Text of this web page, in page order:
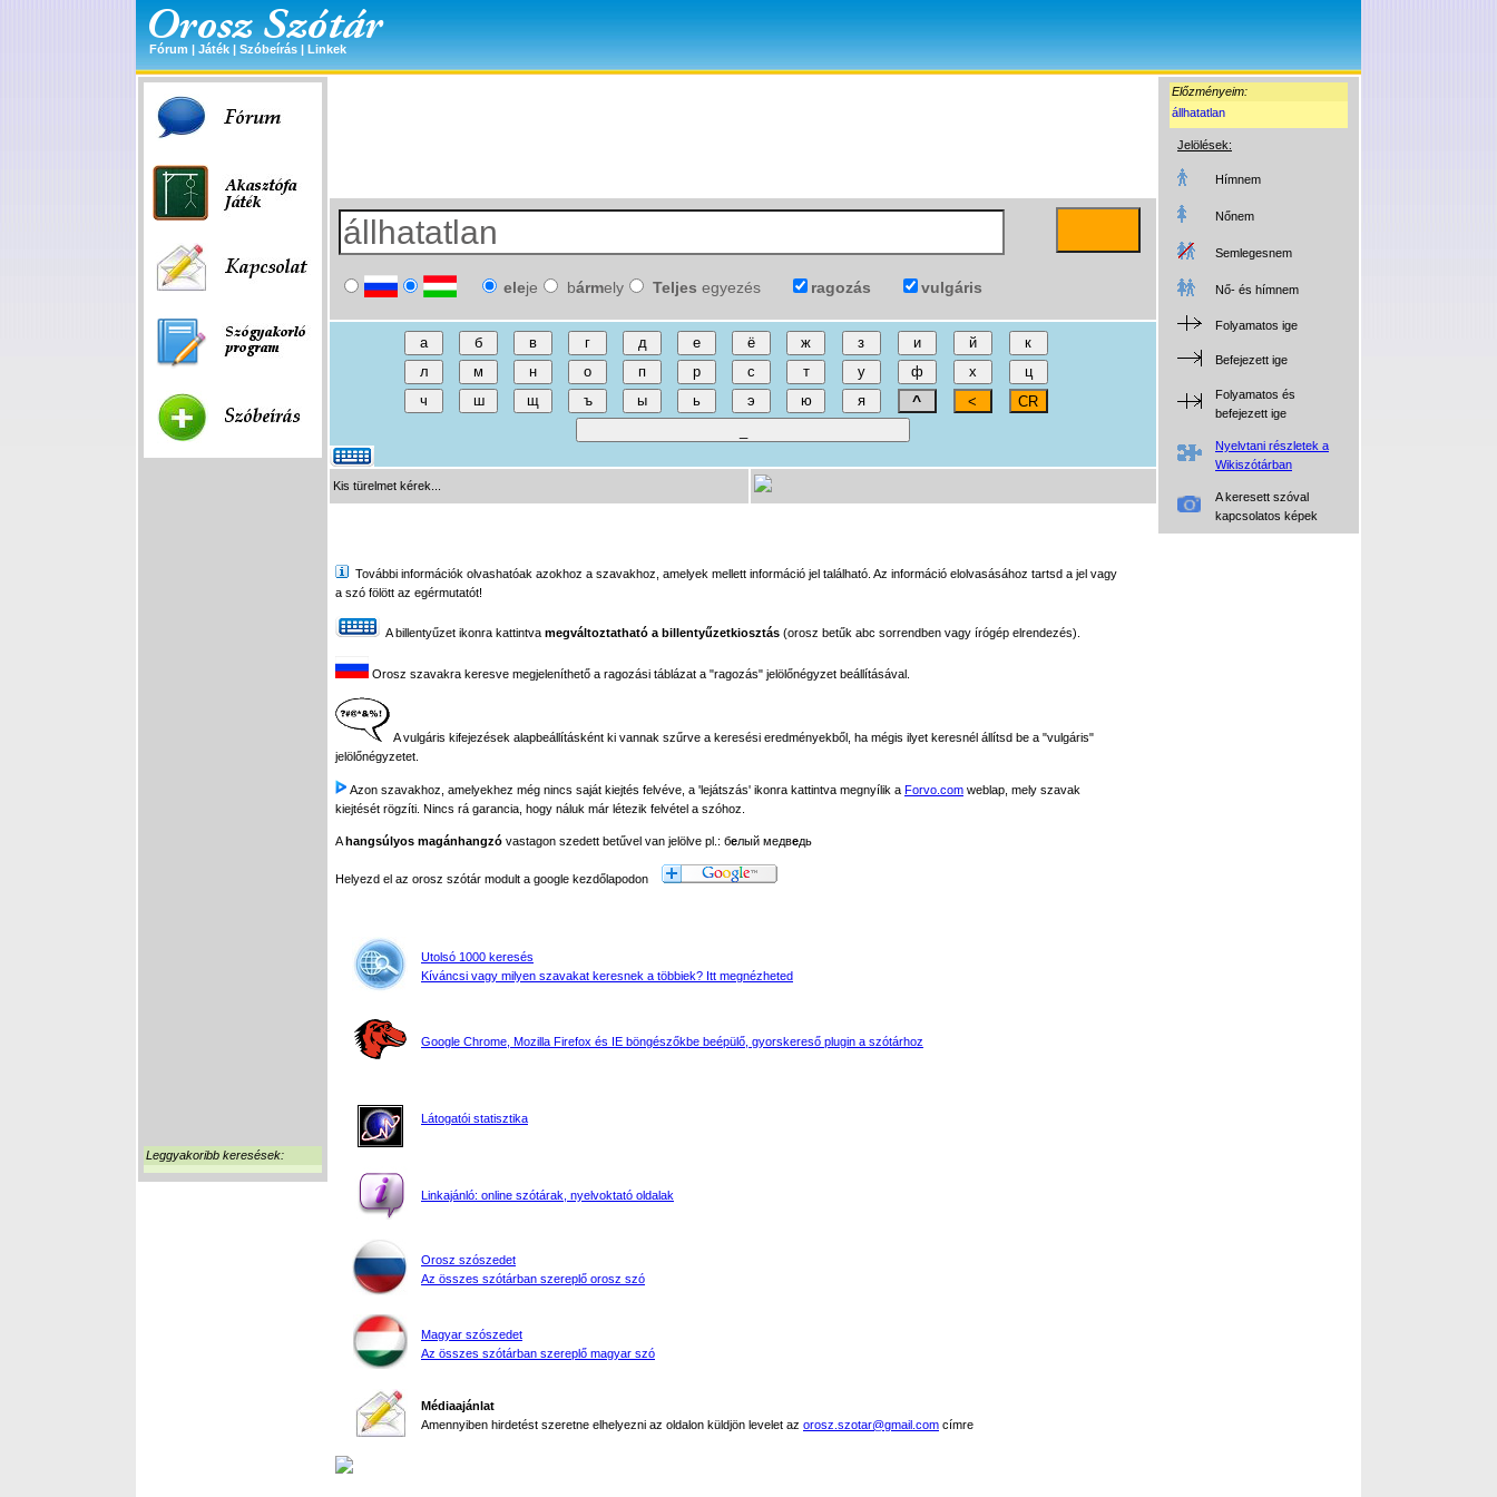
Fórum | Játék | Szóbeírás | Linkek
Előzményeim:
állhatatlan
Jelölések:
Hímnem
Nőnem
Semlegesnem
Nő- és hímnem
Folyamatos ige
Befejezett ige
Folyamatos és
befejezett ige
Nyelvtani részletek a
Wikiszótárban
A keresett szóval
kapcsolatos képek
Leggyakoribb keresések:
eleje bármely Teljes egyezés ragozás vulgáris
Kis türelmet kérek...
További információk olvashatóak azokhoz a szavakhoz, amelyek mellett információ jel található. Az információ elolvasásához tartsd a jel vagy
a szó fölött az egérmutatót!
A billentyűzet ikonra kattintva megváltoztatható a billentyűzetkiosztás (orosz betűk abc sorrendben vagy írógép elrendezés).
Orosz szavakra keresve megjeleníthető a ragozási táblázat a "ragozás" jelölőnégyzet beállításával.
A vulgáris kifejezések alapbeállításként ki vannak szűrve a keresési eredményekből, ha mégis ilyet keresnél állítsd be a "vulgáris"
jelölőnégyzetet.
Azon szavakhoz, amelyekhez még nincs saját kiejtés felvéve, a 'lejátszás' ikonra kattintva megnyílik a Forvo.com weblap, mely szavak
kiejtését rögzíti. Nincs rá garancia, hogy náluk már létezik felvétel a szóhoz.
Ahangsúlyos magánhangzó vastagon szedett betűvel van jelölve pl.: белый медведь
Helyezd el az orosz szótár modult a google kezdőlapodon
Utolsó 1000 keresés
Kíváncsi vagy milyen szavakat keresnek a többiek? Itt megnézheted
Google Chrome, Mozilla Firefox és IE böngészőkbe beépülő, gyorskereső plugin a szótárhoz
Látogatói statisztika
Linkajánló: online szótárak, nyelvoktató oldalak
Orosz szószedet
Az összes szótárban szereplő orosz szó
Magyar szószedet
Az összes szótárban szereplő magyar szó
Médiaajánlat
Amennyiben hirdetést szeretne elhelyezni az oldalon küldjön levelet az orosz.szotar@gmail.com címre